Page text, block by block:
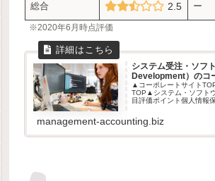
総合 2.5 ー
※2020年6月時点評価
システム受注・ソフ
Development）のコ
▲コーポレートサイト
TOP▲システム・ソフト
目評価ポイント個人情報
訴求ーユーザビリティサ
弱総合ー※2020年6月...
management-accounting.biz